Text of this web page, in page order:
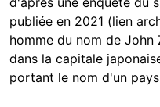
publiée en 2021 (lien
homme du nom de
dans la capitale
portant le nom d'un